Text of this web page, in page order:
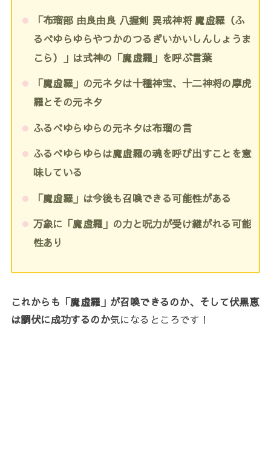
「布瑠部 由良由良 八握剣 異戒神将 魔虚羅（ふ
るべゆらゆらやつかのつるぎいかいしんしょうま
こら）」は式神の「魔虚羅」を呼ぶ言葉
「魔虚羅」の元ネタは十種神宝、十二神将の摩虎
羅とその元ネタ
ふるべゆらゆらの元ネタは布瑠の言
ふるべゆらゆらは魔虚羅の魂を呼び出すことを意
味している
「魔虚羅」は今後も召喚できる可能性がある
万象に「魔虚羅」の力と呪力が受け継がれる可能
性あり
これからも「魔虚羅」が召喚できるのか、そして伏黒恵
は調伏に成功するのか気になるところです！